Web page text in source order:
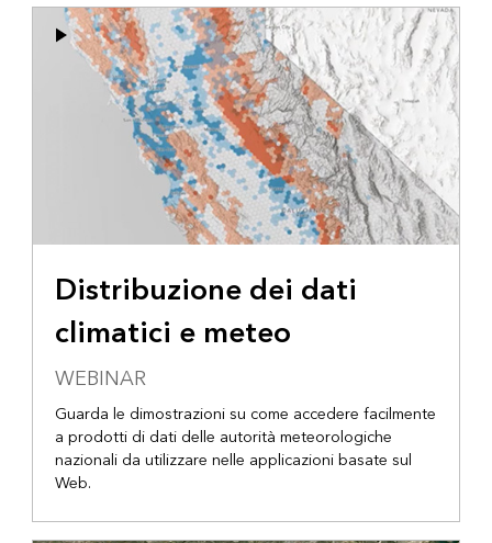
Distribuzione dei dati
climatici e meteo
WEBINAR
Guarda le dimostrazioni su come accedere facilmente
a prodotti di dati delle autorità meteorologiche
nazionali da utilizzare nelle applicazioni basate sul
Web.